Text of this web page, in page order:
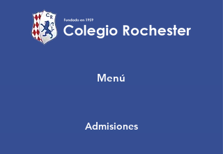
Admisiones
Menú